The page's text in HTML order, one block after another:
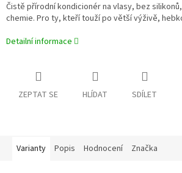
Čistě přírodní kondicionér na vlasy, bez
chemie. Pro ty, kteří touží po větší výživě,
Detailní informace
ZEPTAT SE HLÍDAT SDÍLET
Varianty Popis Hodnocení Značka